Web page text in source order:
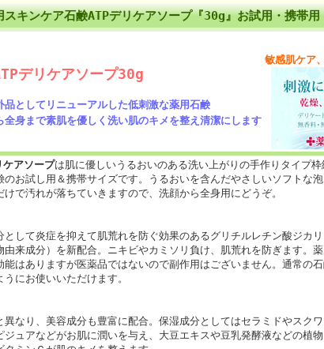
スキンケア石鹸ATPデリケアソープ『30g』お試用・携帯
デリケアソープ30g
品としてリニューアルした低刺激な薬用石鹸
全身まで素肌を優しく洗い肌のキメを整え清潔にします
敏感肌ケア
ケアソープは肌に優しいうるおいのある洗い上がりの手作りタイプ枠
のお試し用＆携帯サイズです。うるおいを含んだやさしいソフトな
けで汚れが落ちていきますので、洗顔から全身用にどうぞ。
として炎症を抑えて肌荒れを防ぐ効果のあるグリチルレチン酸ジカ
由来成分）を新配合。ニキビやカミソリ負け、肌荒れを防ぎます。
能はありますが医薬品ではないので副作用はございません。通常の
うにお使いいただけます。
異なり、美容成分も豊富に配合。保湿成分としてはセラミドやスク
ジュアなどがお肌に潤いを与え、大豆エキスや豆乳発酵液などの植